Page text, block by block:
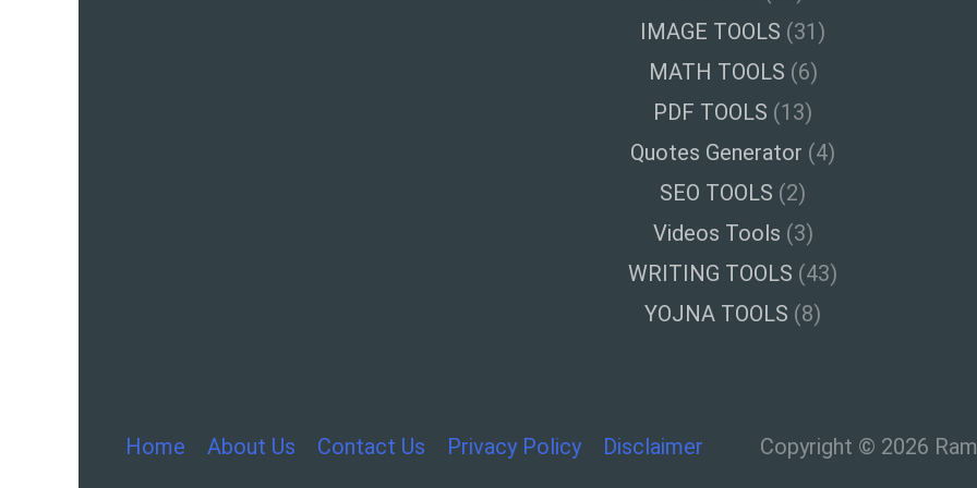
IMAGE TOOLS (31)
MATH TOOLS (6)
PDF TOOLS (13)
Quotes Generator (4)
SEO TOOLS (2)
Videos Tools (3)
WRITING TOOLS (43)
YOJNA TOOLS (8)
Home About Us Contact Us Privacy Policy Disclaimer Copyright © 2026